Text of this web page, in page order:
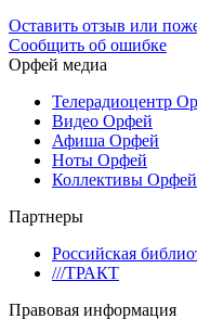
Оставить отзыв или
Сообщить об ошибке
Орфей медиа
Телерадиоцентр
Видео Орфей
Афиша Орфей
Ноты Орфей
Коллективы Орфей
Партнеры
Российская
///ТРАКТ
Правовая информация